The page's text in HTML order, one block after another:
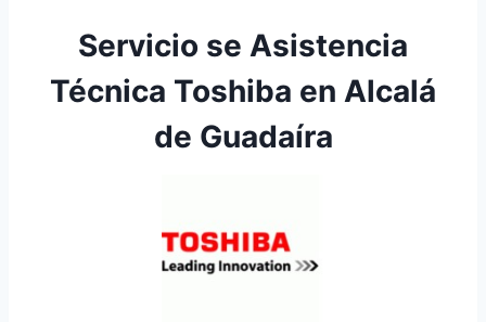
Servicio se Asistencia
Técnica Toshiba en Alcalá
de Guadaíra